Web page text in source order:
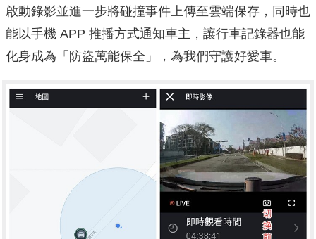
啟動錄影並進一步將碰撞事件上傳至雲端保存，同時也
能以手機 APP 推播方式通知車主，讓行車記錄器也能
化身成為「防盜萬能保全」，為我們守護好愛車。